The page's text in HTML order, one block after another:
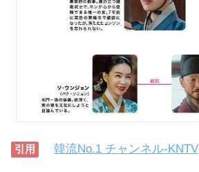
引用 韓流No.1 チャンネル-KNTV